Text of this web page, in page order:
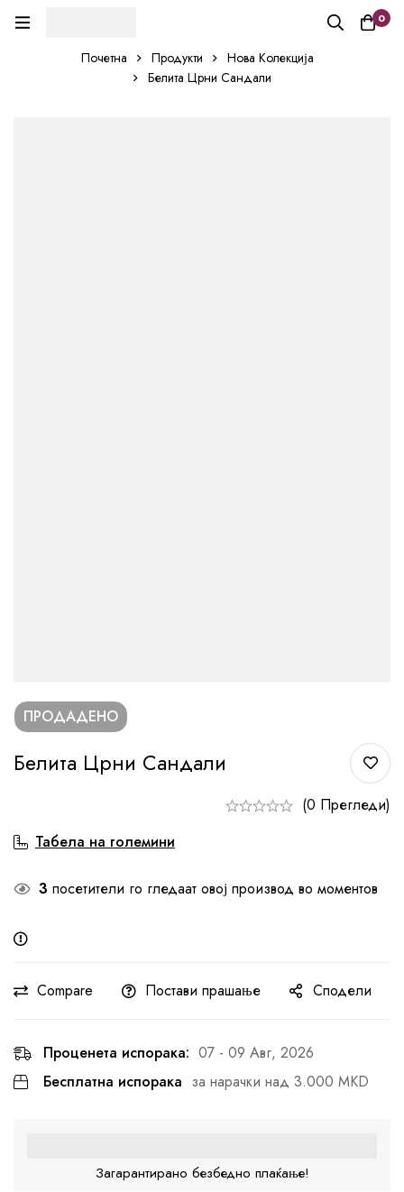
0
Почетна Продукти
Нова Колекција
Белита Црни Сандали
ПРОДАДЕНО
Белита Црни Сандали
(0 Прегледи)
Табела на големини
3 посетители го гледаат овој производ во моментов
Compare Постави прашање Сподели
Проценета испорака: 07 - 09 Авг, 2026
Бесплатна испорака за нарачки над 3.000 MKD
Загарантирано безбедно плаќање!